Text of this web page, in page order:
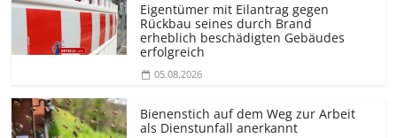
Eigentümer mit Eilantrag gegen
Rückbau seines durch Brand
erheblich beschädigten Gebäudes
erfolgreich
05.08.2026
Bienenstich auf dem Weg zur Arbeit
als Dienstunfall anerkannt